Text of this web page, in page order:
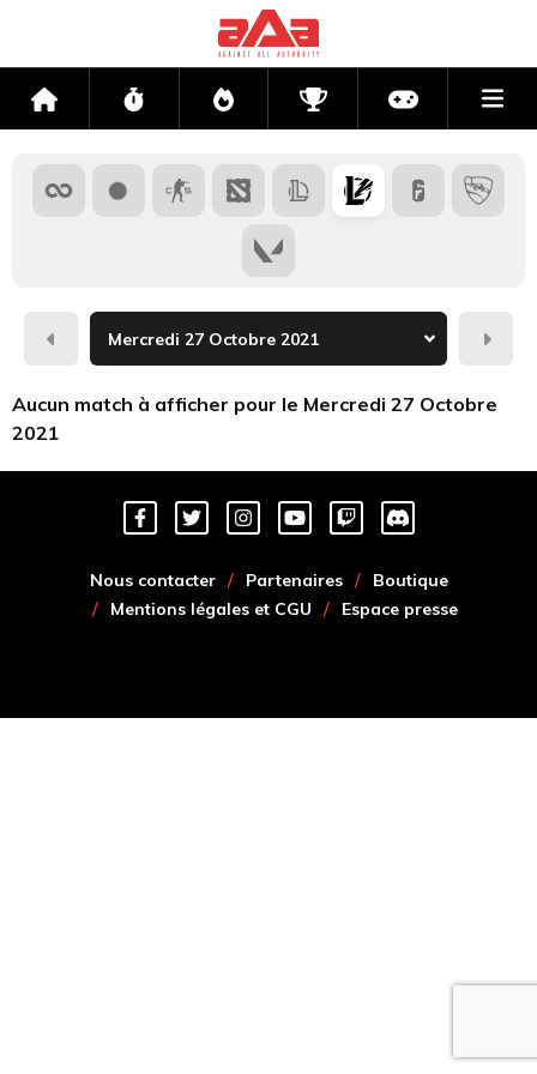
Accueil Flux Directs CompétitionsActu jeux
Hier
Aucun match à afficher pour le Mercredi 27 Octobre
2021
Nous contacter Partenaires
Boutique
Mentions légales et CGU
Espace presse